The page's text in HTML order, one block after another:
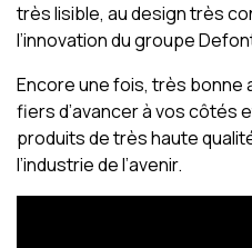
très lisible, au design très
l’innovation du groupe
Encore une fois, très bonne
fiers d’avancer à vos côtés
produits de très haute
l’industrie de l’avenir.